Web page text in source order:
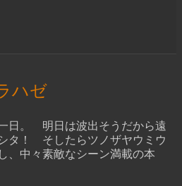
ハゼ
日。 明日は波出そうだから遠
タ！ そしたらツノザヤウミウ
、中々素敵なシーン満載の本